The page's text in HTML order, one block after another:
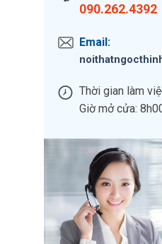
090.262.4392
Email:
Thời gian làm
Giờ mở cửa: